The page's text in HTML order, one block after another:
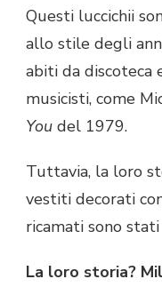
Questi luccichii
allo stile degli
abiti da discoteca
musicisti, come
You del 1979.
Tuttavia, la loro
vestiti decorati
ricamati sono
La loro storia?